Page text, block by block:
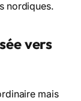
nordiques.
vers
mais